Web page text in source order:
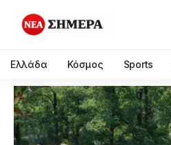
Ελλάδα Κόσμος Sports